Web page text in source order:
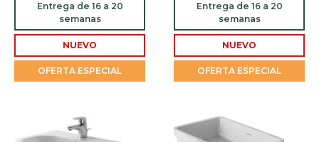
Entrega de 16 a 20
semanas
NUEVO
OFERTA ESPECIAL
Entrega de 16 a 20
semanas
NUEVO
OFERTA ESPECIAL